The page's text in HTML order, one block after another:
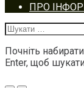
Footer
navigation
ПРО
Шукати:
Почніть
Enter, щоб